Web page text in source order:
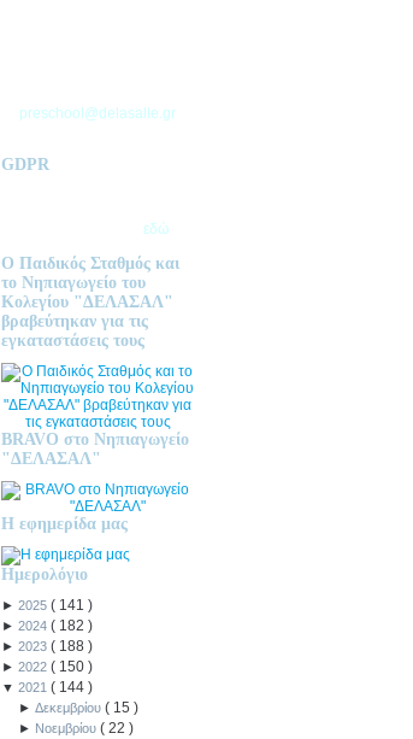
preschool@delasalle.gr
GDPR
εδώ
Ο Παιδικός Σταθμός και
το Νηπιαγωγείο του
Κολεγίου "ΔΕΛΑΣΑΛ"
βραβεύτηκαν για τις
εγκαταστάσεις τους
BRAVO στο Νηπιαγωγείο
"ΔΕΛΑΣΑΛ"
Η εφημερίδα μας
Ημερολόγιο
► 2025 ( 141 )
► 2024 ( 182 )
► 2023 ( 188 )
► 2022 ( 150 )
▼ 2021 ( 144 )
►Δεκεμβρίου( 15)
► Νοεμβρίου(22)